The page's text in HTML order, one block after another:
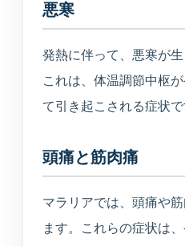
悪寒
発熱に伴って、悪寒が生
これは、体温調節中枢
て引き起こされる症状で
頭痛と筋肉痛
マラリアでは、頭痛や
ます。これらの症状は